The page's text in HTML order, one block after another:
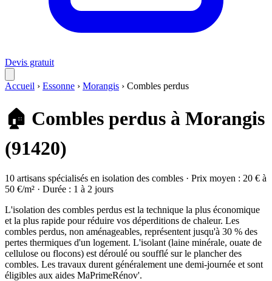
Devis gratuit
Accueil › Essonne › Morangis › Combles perdus
🏠 Combles perdus à Morangis
(91420)
10 artisans spécialisés en isolation des combles · Prix moyen : 20 € à
50 €/m² · Durée : 1 à 2 jours
L'isolation des combles perdus est la technique la plus économique
et la plus rapide pour réduire vos déperditions de chaleur. Les
combles perdus, non aménageables, représentent jusqu'à 30 % des
pertes thermiques d'un logement. L'isolant (laine minérale, ouate de
cellulose ou flocons) est déroulé ou soufflé sur le plancher des
combles. Les travaux durent généralement une demi-journée et sont
éligibles aux aides MaPrimeRénov'.